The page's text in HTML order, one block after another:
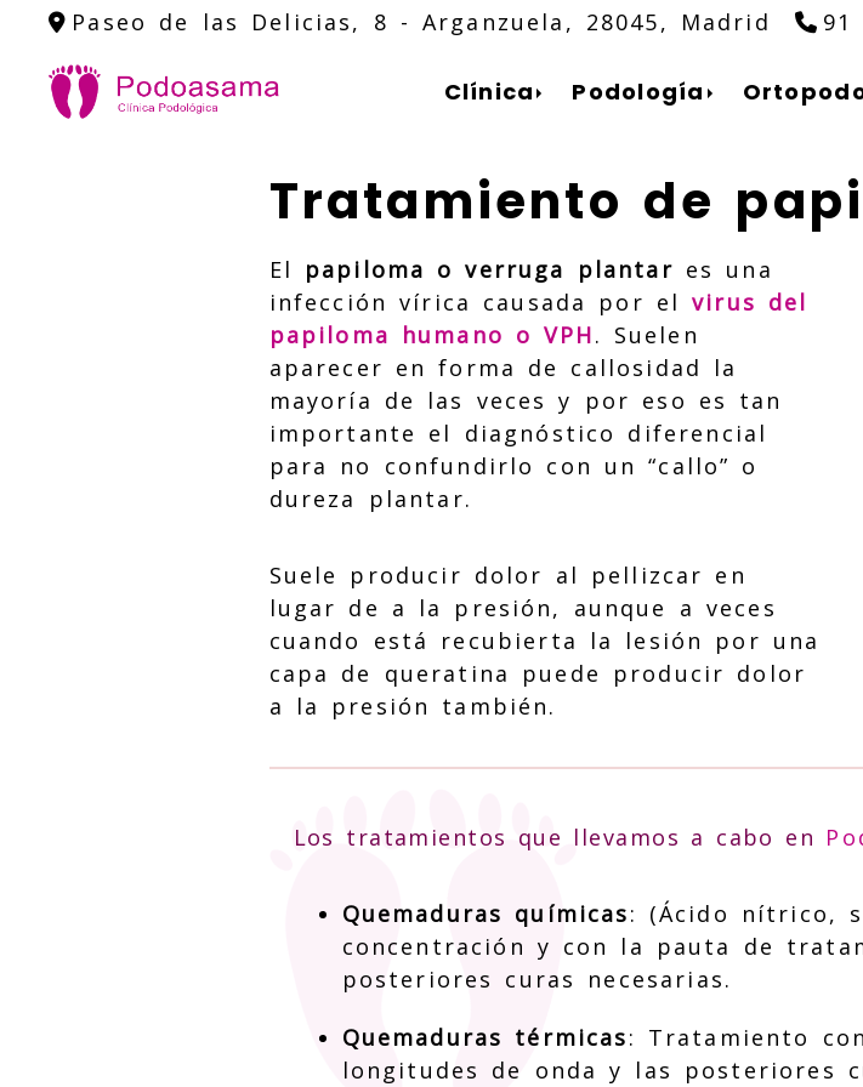
Paseo de las Delicias, 8 - Arganzuela, 28045, Madrid 91
Clínica Podología
Tratamiento de
El papiloma o verruga plantar es una
infección vírica causada por elvirus del
papiloma humano o VPH. Suelen
aparecer en forma de callosidad la
mayoría de las veces y por eso es tan
importante el diagnóstico diferencial
para no confundirlo con un “callo” o
dureza plantar.
Suele producir dolor al pellizcar en
lugar de a la presión, aunque a veces
cuando está recubierta la lesión por una
capa de queratina puede producir dolor
a la presión también.
Los tratamientos que llevamos a cabo en
Quemaduras químicas: (Ácido nítrico,
concentración y con la pauta de
posteriores curas necesarias.
Quemaduras térmicas: Tratamiento
longitudes de onda y las posteriores